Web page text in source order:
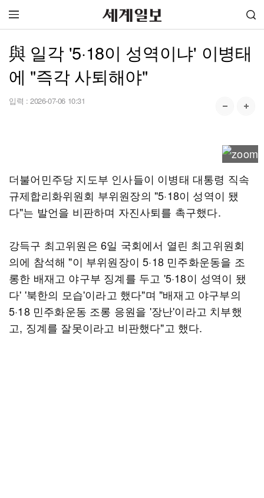
與 일각 '5·18이 성역이냐' 이병태
에 "즉각 사퇴해야"
입력 : 2026-07-06 10:31
더불어민주당 지도부 인사들이 이병태 대통령 직속
규제합리화위원회 부위원장의 "5·18이 성역이 됐
다"는 발언을 비판하며 자진사퇴를 촉구했다.
강득구 최고위원은 6일 국회에서 열린 최고위원회
의에 참석해 "이 부위원장이 5·18 민주화운동을 조
롱한 배재고 야구부 징계를 두고 '5·18이 성역이 됐
다' '북한의 모습'이라고 했다"며 "배재고 야구부의
5·18 민주화운동 조롱 응원을 '장난'이라고 치부했
고, 징계를 잘못이라고 비판했다"고 했다.